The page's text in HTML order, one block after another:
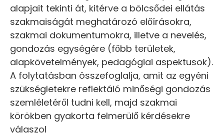
alapjait tekinti át, kitérve a bölcsődei ellátás
szakmaiságát meghatározó előírásokra,
szakmai dokumentumokra, illetve a nevelés,
gondozás egységére (főbb területek,
alapkövetelmények, pedagógiai aspektusok).
A folytatásban összefoglalja, amit az egyéni
szükségletekre reflektáló minőségi gondozás
szemléletéről tudni kell, majd szakmai
körökben gyakorta felmerülő kérdésekre
válaszol